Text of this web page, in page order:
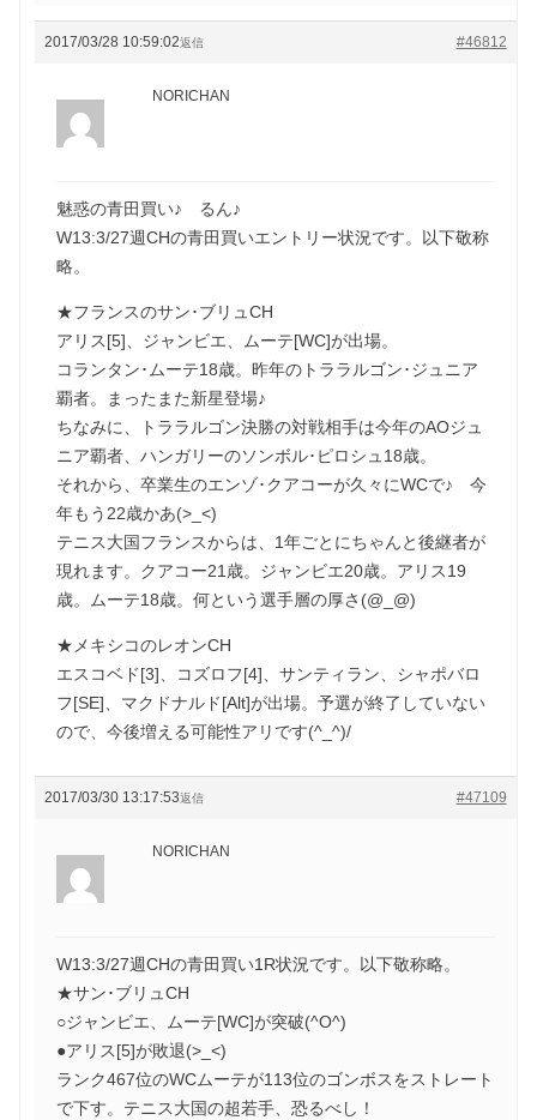
2017/03/28 10:59:02 #46812
返信
NORICHAN
魅惑の青田買い♪ るん♪
W13:3/27週CHの青田買いエントリー状況です。以下敬称
略。
★フランスのサン･ブリュCH
アリス[5]、ジャンビエ、ムーテ[WC]が出場。
コランタン･ムーテ18歳。昨年のトララルゴン･ジュニア
覇者。まったまた新星登場♪
ちなみに、トララルゴン決勝の対戦相手は今年のAOジュ
ニア覇者、ハンガリーのソンボル･ピロシュ18歳。
それから、卒業生のエンゾ･クアコーが久々にWCで♪ 今
年もう22歳かあ(>_<)
テニス大国フランスからは、1年ごとにちゃんと後継者が
現れます。クアコー21歳。ジャンビエ20歳。アリス19
歳。ムーテ18歳。何という選手層の厚さ(@_@)
★メキシコのレオンCH
エスコベド[3]、コズロフ[4]、サンティラン、シャポバロ
フ[SE]、マクドナルド[Alt]が出場。予選が終了していない
ので、今後増える可能性アリです(^_^)/
2017/03/30 13:17:53 #47109
返信
NORICHAN
W13:3/27週CHの青田買い1R状況です。以下敬称略。
★サン･ブリュCH
○ジャンビエ、ムーテ[WC]が突破(^O^)
●アリス[5]が敗退(>_<)
ランク467位のWCムーテが113位のゴンボスをストレート
で下す。テニス大国の超若手、恐るべし！